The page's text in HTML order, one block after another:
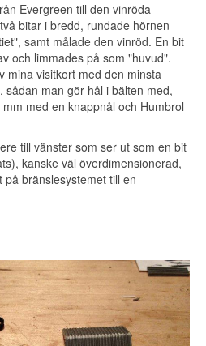
Evergreen till den vinröda
bitar i bredd, rundade hörnen
samt målade den vinröd. En bit
och limmades på som "huvud".
mina visitkort med den minsta
man gör hål i bälten med,
med en knappnål och Humbrol
till vänster som ser ut som en bit
kanske väl överdimensionerad,
bränslesystemet till en